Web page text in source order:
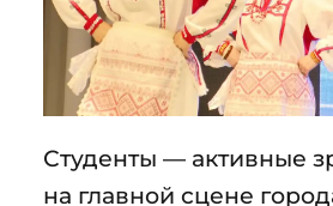
Студенты — активные
на главной сцене